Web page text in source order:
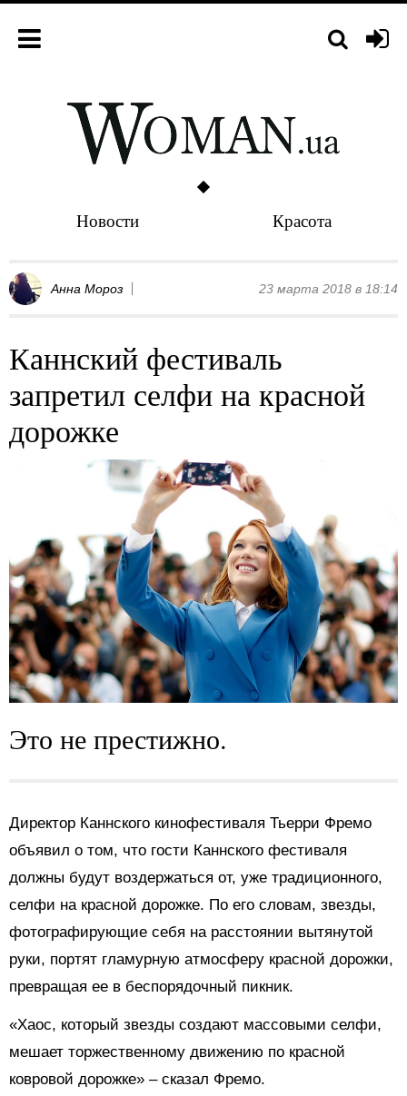
Новости Красота
Анна Мороз 23 марта 2018 в 18:14
Каннский фестиваль
запретил селфи на красной
дорожке
Это не престижно.
Директор Каннского кинофестиваля Тьерри Фремо
объявил о том, что гости Каннского фестиваля
должны будут воздержаться от, уже традиционного,
селфи на красной дорожке. По его словам, звезды,
фотографирующие себя на расстоянии вытянутой
руки, портят гламурную атмосферу красной дорожки,
превращая ее в беспорядочный пикник.
«Хаос, который звезды создают массовыми селфи,
мешает торжественному движению по красной
ковровой дорожке» – сказал Фремо.